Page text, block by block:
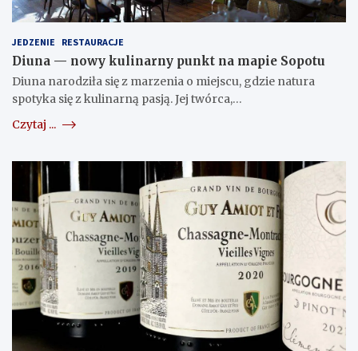
JEDZENIE RESTAURACJE
Diuna — nowy kulinarny punkt na mapie Sopotu
Diuna narodziła się z marzenia o miejscu, gdzie natura
spotyka się z kulinarną pasją. Jej twórca,…
Czytaj ...